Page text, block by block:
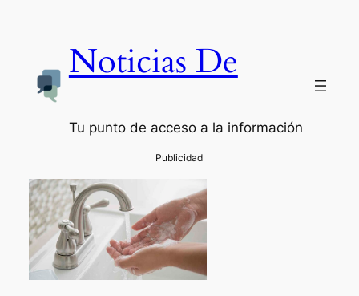
Noticias De
Tu punto de acceso a la información